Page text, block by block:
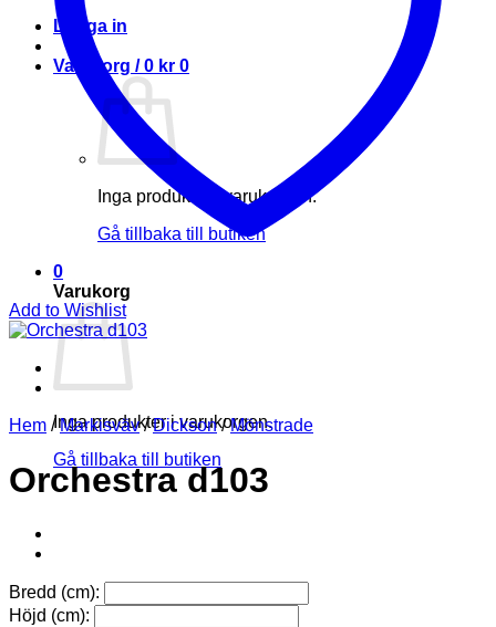
Logga in
Varukorg /0 kr 0
Inga produkter i varukorgen.
Gå tillbaka till butiken
0
Varukorg
Inga produkter i varukorgen.
Gå tillbaka till butiken
Add to Wishlist
Hem / Markisväv / Dickson / Mönstrade
Orchestra d103
Bredd (cm):
Höjd (cm):